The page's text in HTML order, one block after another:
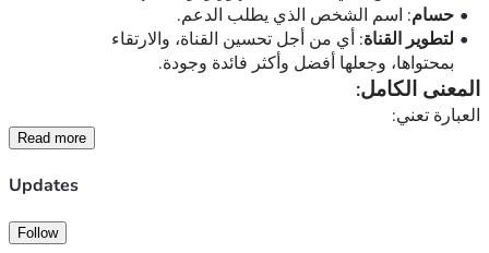
حسام: اسم الشخص الذي يطلب الدعم.
لتطوير القناة
بمحتواها، وجعلها أفضل وأكثر فائدة وجودة.
المعنى الكامل:
العبارة تعني:
قدّموا الدعم لأخيكم حسام حتى يتمكن من تحسين القناة وتطوير
Read more
Updates
Follow